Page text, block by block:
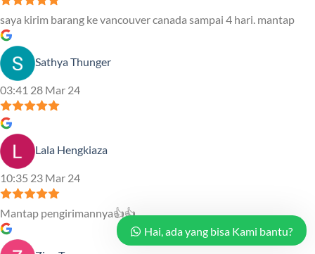
saya kirim barang ke vancouver canada sampai 4 hari. mantap
Sathya Thunger
03:41 28 Mar 24
Lala Hengkiaza
10:35 23 Mar 24
Mantap pengirimannya👍👍
Hai, ada yang bisa Kami bantu?